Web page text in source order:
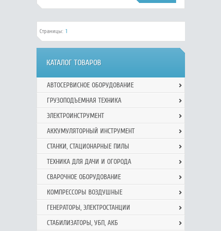
Страницы: 1
КАТАЛОГ ТОВАРОВ
АВТОСЕРВИСНОЕ ОБОРУДОВАНИЕ
ГРУЗОПОДЪЕМНАЯ ТЕХНИКА
ЭЛЕКТРОИНСТРУМЕНТ
АККУМУЛЯТОРНЫЙ ИНСТРУМЕНТ
СТАНКИ, СТАЦИОНАРНЫЕ ПИЛЫ
ТЕХНИКА ДЛЯ ДАЧИ И ОГОРОДА
СВАРОЧНОЕ ОБОРУДОВАНИЕ
КОМПРЕССОРЫ ВОЗДУШНЫЕ
ГЕНЕРАТОРЫ, ЭЛЕКТРОСТАНЦИИ
СТАБИЛИЗАТОРЫ, УБП, АКБ